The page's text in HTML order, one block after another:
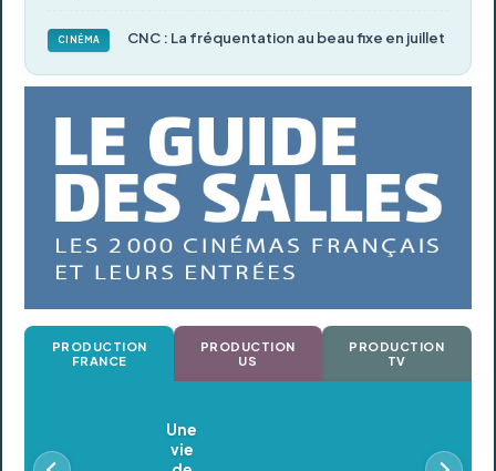
CINÉMA CNC : La fréquentation au beau fixe en juillet
PRODUCTION
FRANCE
PRODUCTION
US
PRODUCTION
TV
Oldeupe
En postproduction